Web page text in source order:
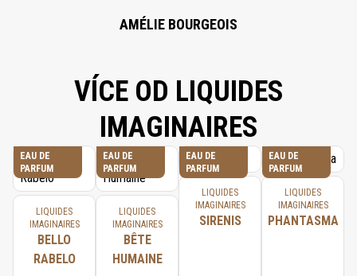
AMÉLIE BOURGEOIS
VÍCE OD LIQUIDES
IMAGINAIRES
EAU DE
PARFUM
LIQUIDES
IMAGINAIRES
BELLO
RABELO
EAU DE
PARFUM
LIQUIDES
IMAGINAIRES
BÊTE
HUMAINE
EAU DE
PARFUM
LIQUIDES
IMAGINAIRES
SIRENIS
EAU DE
PARFUM
LIQUIDES
IMAGINAIRES
PHANTASMA